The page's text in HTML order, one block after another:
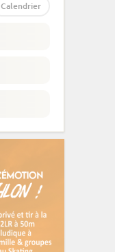
Calendrier